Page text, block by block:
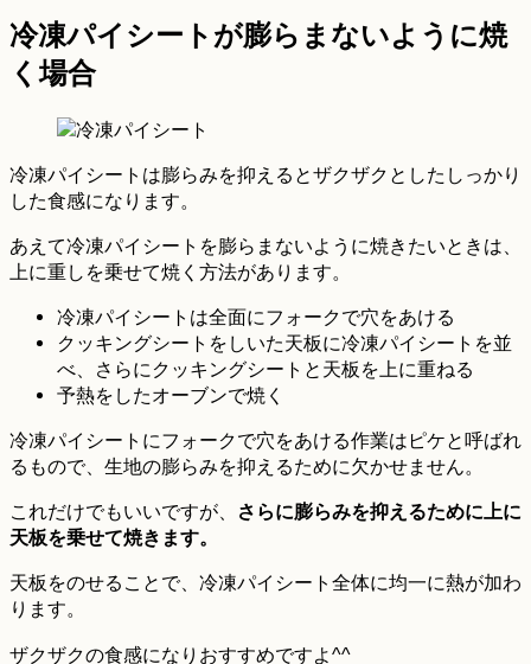
冷凍パイシートが膨らまないように焼
く場合
冷凍パイシートは膨らみを抑えるとザクザクとしたしっかり
した食感になります。
あえて冷凍パイシートを膨らまないように焼きたいときは、
上に重しを乗せて焼く方法があります。
冷凍パイシートは全面にフォークで穴をあける
クッキングシートをしいた天板に冷凍パイシートを並
べ、さらにクッキングシートと天板を上に重ねる
予熱をしたオーブンで焼く
冷凍パイシートにフォークで穴をあける作業はピケと呼ばれ
るもので、生地の膨らみを抑えるために欠かせません。
これだけでもいいですが、
さらに膨らみを抑えるために上に
天板を乗せて焼きます。
天板をのせることで、冷凍パイシート全体に均一に熱が加わ
ります。
ザクザクの食感になりおすすめですよ^^